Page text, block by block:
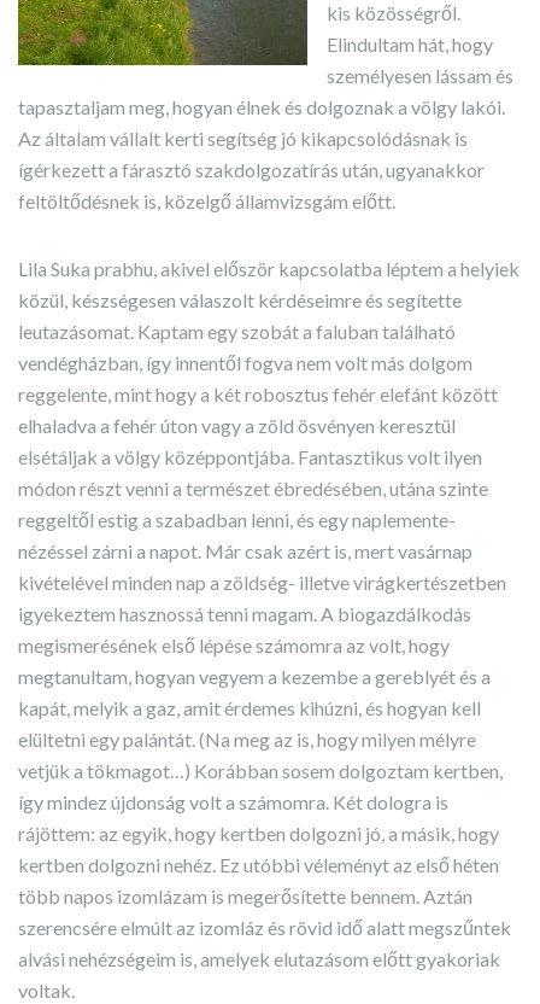
kis közösségről.
Elindultam hát, hogy
személyesen lássam és
tapasztaljam meg, hogyan élnek és dolgoznak a völgy lakói.
Az általam vállalt kerti segítség jó kikapcsolódásnak is
ígérkezett a fárasztó szakdolgozatírás után, ugyanakkor
feltöltődésnek is, közelgő államvizsgám előtt.
Lila Suka prabhu, akivel először kapcsolatba léptem a helyiek
közül, készségesen válaszolt kérdéseimre és segítette
leutazásomat. Kaptam egy szobát a faluban található
vendégházban, így innentől fogva nem volt más dolgom
reggelente, mint hogy a két robosztus fehér elefánt között
elhaladva a fehér úton vagy a zöld ösvényen keresztül
elsétáljak a völgy középpontjába. Fantasztikus volt ilyen
módon részt venni a természet ébredésében, utána szinte
reggeltől estig a szabadban lenni, és egy naplemente-
nézéssel zárni a napot. Már csak azért is, mert vasárnap
kivételével minden nap a zöldség- illetve virágkertészetben
igyekeztem hasznossá tenni magam. A biogazdálkodás
megismerésének első lépése számomra az volt, hogy
megtanultam, hogyan vegyem a kezembe a gereblyét és a
kapát, melyik a gaz, amit érdemes kihúzni, és hogyan kell
elültetni egy palántát. (Na meg az is, hogy milyen mélyre
vetjük a tökmagot…) Korábban sosem dolgoztam kertben,
így mindez újdonság volt a számomra. Két dologra is
rájöttem: az egyik, hogy kertben dolgozni jó, a másik, hogy
kertben dolgozni nehéz. Ez utóbbi véleményt az első héten
több napos izomlázam is megerősítette bennem. Aztán
szerencsére elmúlt az izomláz és rövid idő alatt megszűntek
alvási nehézségeim is, amelyek elutazásom előtt gyakoriak
voltak.